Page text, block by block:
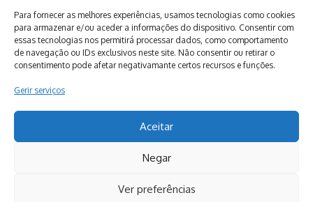
Para fornecer as melhores experiências, usamos tecnologias como cookies
para armazenar e/ou aceder a informações do dispositivo. Consentir com
essas tecnologias nos permitirá processar dados, como comportamento
de navegação ou IDs exclusivos neste site. Não consentir ou retirar o
consentimento pode afetar negativamante certos recursos e funções.
Gerir serviços
Aceitar
Negar
Ver preferências
Arquivo
Copyright © [2026] [www.jornaldemonchique.pt] | Desenvolvido